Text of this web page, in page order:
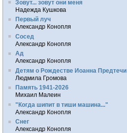
Зовут... зовут они меня
Надежда Кушкова
Первый луч
Александр Конопля
Сосед
Александр Конопля
Ад
Александр Конопля
Детям о Рождестве Иоанна Предтечи
Людмила Громова
Память 1941-2026
Михаил Малеин
"Когда шипит в тиши машина..."
Александр Конопля
Снег
Александр Конопля